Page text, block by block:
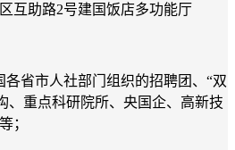
互助路2号建国饭店多功能厅
各省市人社部门组织的招聘团、 “双
、重点科研院所、央国企、高新技
；